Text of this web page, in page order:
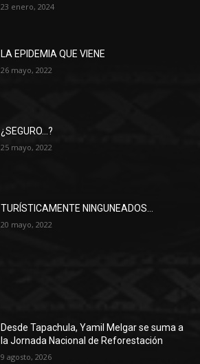
23 enero, 2024
LA EPIDEMIA QUE VIENE
26 mayo, 2022
¿SEGURO…?
25 mayo, 2022
TURÍSTICAMENTE NINGUNEADOS…
20 mayo, 2022
Desde Tapachula, Yamil Melgar se suma a
la Jornada Nacional de Reforestación
9 agosto, 2026